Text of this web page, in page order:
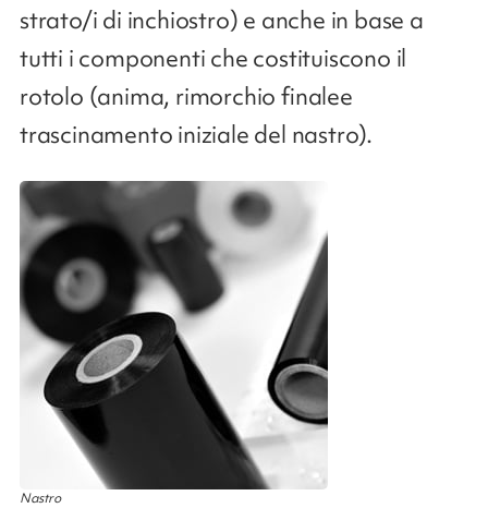
strato/i di inchiostro) e anche in base a
tutti i componenti che costituiscono il
rotolo (anima, rimorchio finalee
trascinamento iniziale del nastro).
Nastro